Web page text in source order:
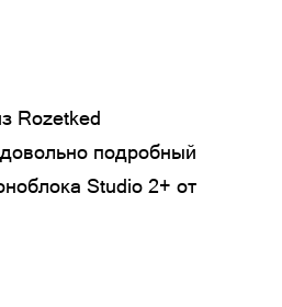
Rozetked
подробный
Studio 2+ от